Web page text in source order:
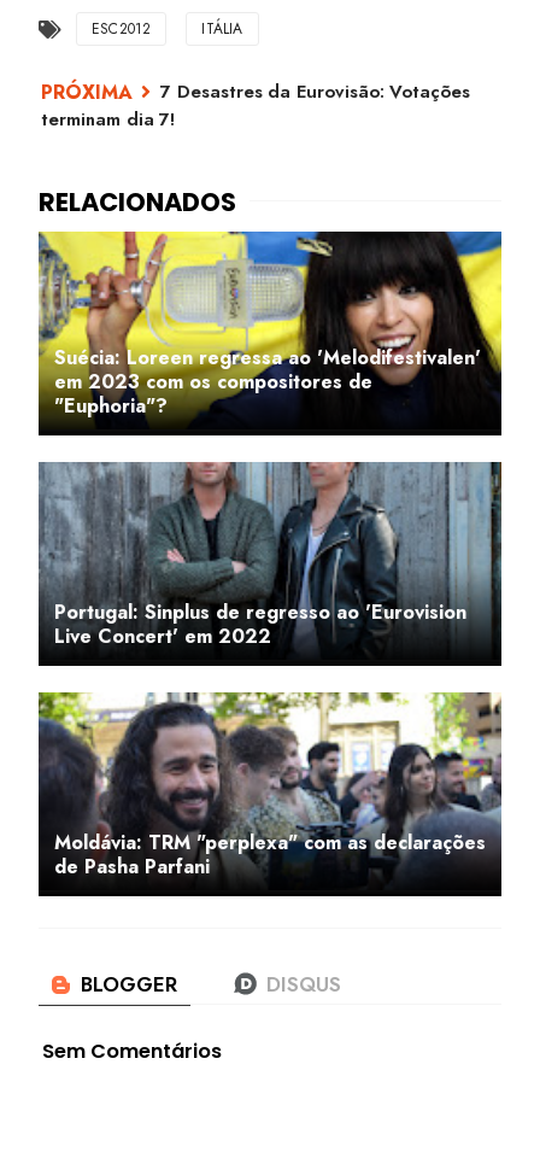
ESC2012 ITÁLIA
7 Desastres da Eurovisão: Votações
terminam dia 7!
Suécia: Loreen regressa ao 'Melodifestivalen'
em 2023 com os compositores de
"Euphoria"?
Portugal: Sinplus de regresso ao 'Eurovision
Live Concert' em 2022
Moldávia: TRM "perplexa" com as declarações
de Pasha Parfani
Sem Comentários